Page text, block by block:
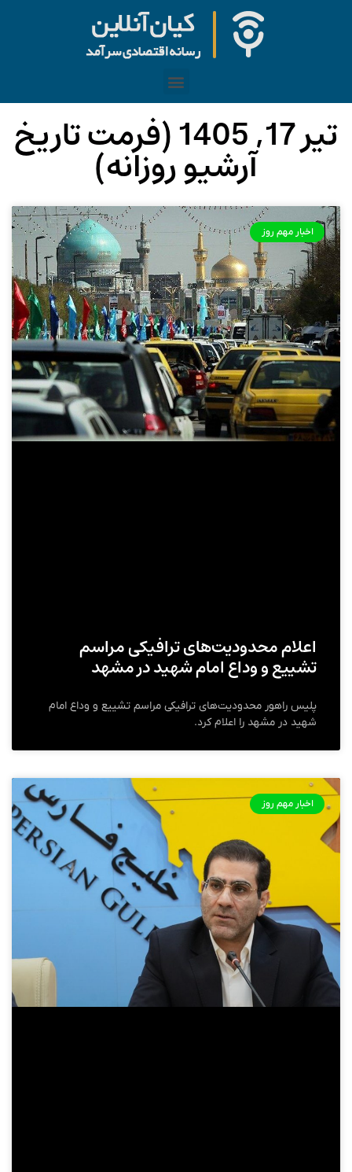
تیر 17, 1405 (فرمت تاریخ
آرشیو روزانه)
اخبار مهم روز
اعلام محدودیت‌های ترافیکی مراسم
تشییع و وداع امام شهید در مشهد
پلیس راهور محدودیت‌های ترافیکی مراسم تشییع و وداع امام
شهید در مشهد را اعلام کرد.
اخبار مهم روز